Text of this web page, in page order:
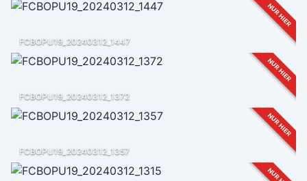
NUR HIER
FCBOPU19_20240312_1447
NUR HIER
FCBOPU19_20240312_1372
NUR HIER
FCBOPU19_20240312_1357